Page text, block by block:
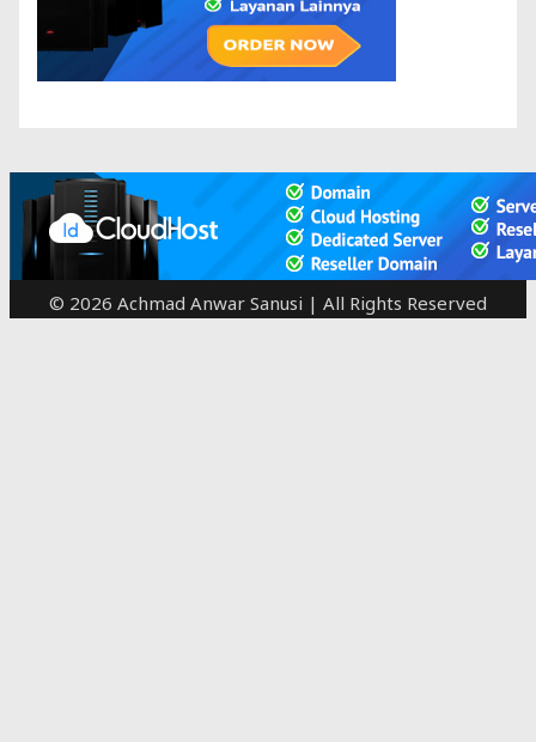
© 2026 Achmad Anwar Sanusi | All Rights Reserved